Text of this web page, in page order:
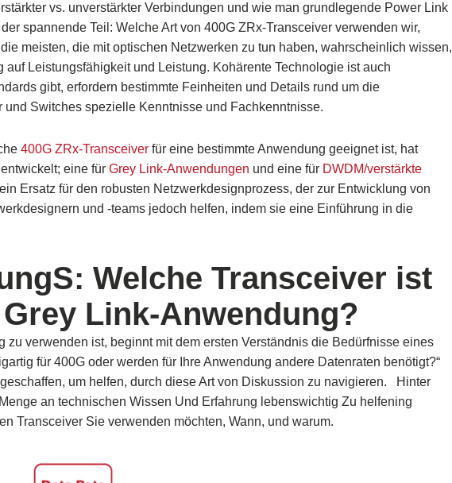
vs. unverstärkter Verbindungen und wie man grundlegende Power Link
spannende Teil: Welche Art von 400G ZRx-Transceiver verwenden wir,
meisten, die mit optischen Netzwerken zu tun haben, wahrscheinlich wissen,
Leistungsfähigkeit und Leistung. Kohärente Technologie ist auch
gibt, erfordern bestimmte Feinheiten und Details rund um die
Switches spezielle Kenntnisse und Fachkenntnisse.
400G ZRx-Transceiver für eine bestimmte Anwendung geeignet ist, hat
eine für Grey Link-Anwendungen und eine für DWDM/verstärkte
Ersatz für den robusten Netzwerkdesignprozess, der zur Entwicklung von
und -teams jedoch helfen, indem sie eine Einführung in die
S: Welche Transceiver ist
Grey Link-Anwendung?
verwenden ist, beginnt mit dem ersten Verständnis die Bedürfnisse eines
für 400G oder werden für Ihre Anwendung andere Datenraten benötigt?“
um helfen, durch diese Art von Diskussion zu navigieren.
Hinter
Menge an technischen Wissen Und Erfahrung lebenswichtig Zu helfening
Transceiver Sie verwenden möchten, Wann, und warum.